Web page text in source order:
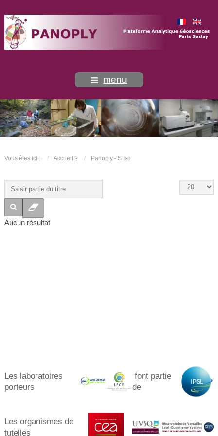
menu
Vous êtes ici : Accueil Panoply - S Iso
Aucun résultat
Les laboratoires
porteurs​
font partie
de
Les organismes de
tutelles